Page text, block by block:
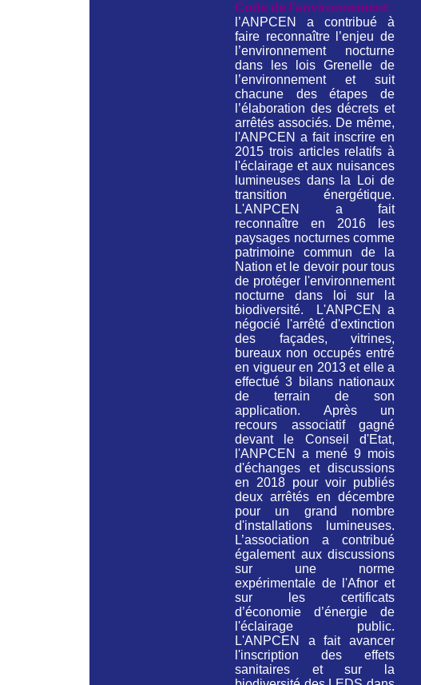
Code de l'environnement :
l’ANPCEN a contribué à
faire reconnaître l’enjeu de
l’environnement nocturne
dans les lois Grenelle de
l’environnement et suit
chacune des étapes de
l’élaboration des décrets et
arrêtés associés. De même,
l'ANPCEN a fait inscrire en
2015 trois articles relatifs à
l'éclairage et aux nuisances
lumineuses dans la Loi de
transition énergétique.
L'ANPCEN a fait
reconnaître en 2016 les
paysages nocturnes comme
patrimoine commun de la
Nation et le devoir pour tous
de protéger l'environnement
nocturne dans loi sur la
biodiversité.
L'ANPCEN a
négocié l'arrêté d'extinction
des façades, vitrines,
bureaux non occupés entré
en vigueur en 2013 et elle a
effectué 3 bilans nationaux
de terrain de son
application. Après un
recours associatif gagné
devant le Conseil d'Etat,
l'ANPCEN a mené 9 mois
d'échanges et discussions
en 2018 pour voir publiés
deux arrêtés en décembre
pour un grand nombre
d'installations lumineuses.
L’association a contribué
également aux discussions
sur une norme
expérimentale de l'Afnor et
sur les certificats
d’économie d’énergie de
l'éclairage public.
L'ANPCEN a fait avancer
l'inscription des effets
sanitaires et sur la